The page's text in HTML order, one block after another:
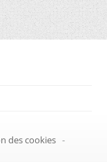
des cookies -